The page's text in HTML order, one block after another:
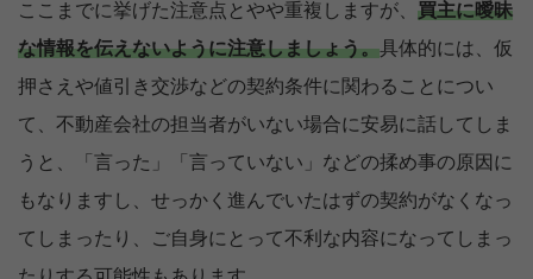
ここまでに挙げた注意点とやや重複しますが、 買主に曖昧
な情報を伝えないように注意しましょう。具体的には、仮
押さえや値引き交渉などの契約条件に関わることについ
て、不動産会社の担当者がいない場合に安易に話してしま
うと、「言った」「言っていない」などの揉め事の原因に
もなりますし、せっかく進んでいたはずの契約がなくなっ
てしまったり、ご自身にとって不利な内容になってしまっ
決めている
知りたい